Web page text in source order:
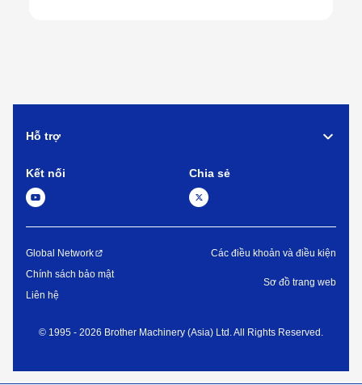
Hỗ trợ
Kết nối Chia sẻ
Global Network
Chính sách bảo mật
Liên hệ
Các điều khoản và điều kiện
Sơ đồ trang web
© 1995 - 2026 Brother Machinery (Asia) Ltd. All Rights Reserved.